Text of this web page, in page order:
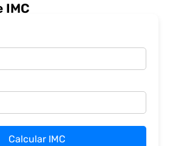
IMC
Calcular IMC